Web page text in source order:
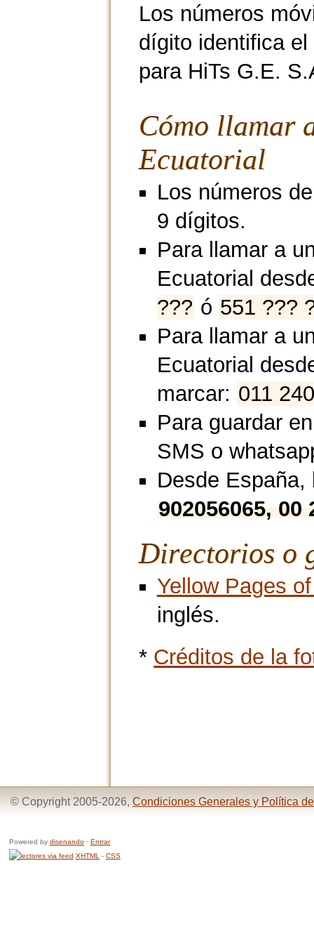
Los números
dígito identifica
para HiTs G.E.
Cómo llamar
Ecuatorial
Los números
9 dígitos.
Para llamar a
Ecuatorial
??? ó 551 ???
Para llamar a
Ecuatorial
marcar: 011
Para guardar
SMS o
Desde
902056065, 00
Directorios o
Yellow Pages
inglés.
* Créditos de la
© Copyright 2005-2026, Condiciones Generales y Política
Powered by disenando · Entrar
XHTML
- CSS